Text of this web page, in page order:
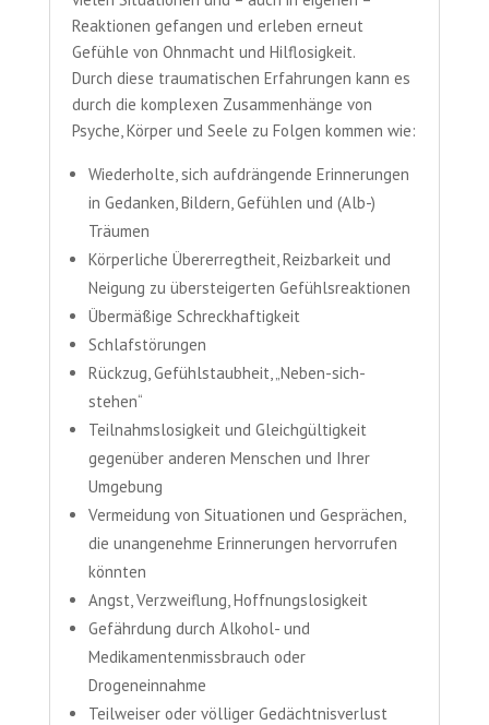
Reaktionen gefangen und erleben erneut
Gefühle von Ohnmacht und Hilflosigkeit.
Durch diese traumatischen Erfahrungen kann es
durch die komplexen Zusammenhänge von
Psyche, Körper und Seele zu Folgen kommen wie:
Wiederholte, sich aufdrängende Erinnerungen
in Gedanken, Bildern, Gefühlen und (Alb-)
Träumen
Körperliche Übererregtheit, Reizbarkeit und
Neigung zu übersteigerten Gefühlsreaktionen
Übermäßige Schreckhaftigkeit
Schlafstörungen
Rückzug, Gefühlstaubheit, „Neben-sich-
stehen“
Teilnahmslosigkeit und Gleichgültigkeit
gegenüber anderen Menschen und Ihrer
Umgebung
Vermeidung von Situationen und Gesprächen,
die unangenehme Erinnerungen hervorrufen
könnten
Angst, Verzweiflung, Hoffnungslosigkeit
Gefährdung durch Alkohol- und
Medikamentenmissbrauch oder
Drogeneinnahme
Teilweiser oder völliger Gedächtnisverlust